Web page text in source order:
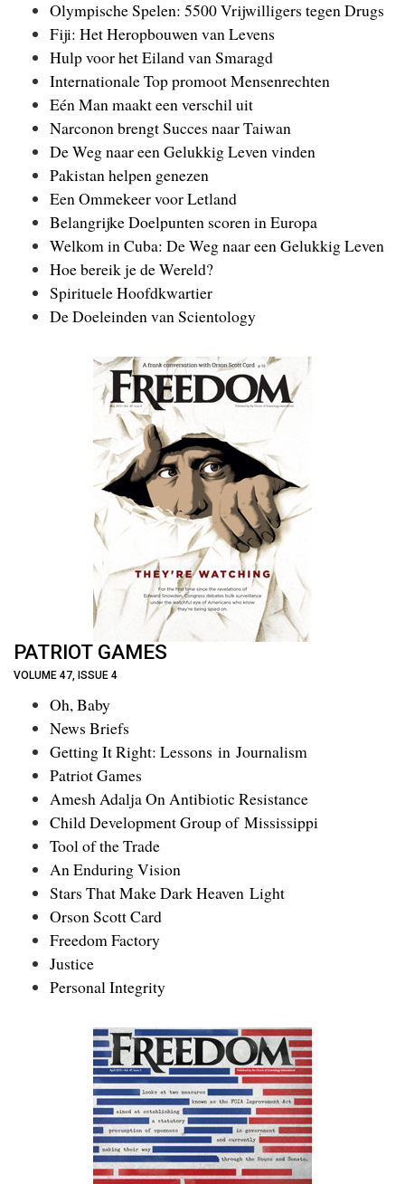
Olympische Spelen: 5500 Vrijwilligers tegen Drugs
Fiji: Het Heropbouwen van Levens
Hulp voor het Eiland van Smaragd
Internationale Top promoot Mensenrechten
Eén Man maakt een verschil uit
Narconon brengt Succes naar Taiwan
De Weg naar een Gelukkig Leven vinden
Pakistan helpen genezen
Een Ommekeer voor Letland
Belangrijke Doelpunten scoren in Europa
Welkom in Cuba: De Weg naar een Gelukkig Leven
Hoe bereik je de Wereld?
Spirituele Hoofdkwartier
De Doeleinden van Scientology
PATRIOT GAMES
VOLUME 47, ISSUE 4
Oh, Baby
News Briefs
Getting It Right: Lessons in Journalism
Patriot Games
Amesh Adalja On Antibiotic Resistance
Child Development Group of Mississippi
Tool of the Trade
An Enduring Vision
Stars That Make Dark Heaven Light
Orson Scott Card
Freedom Factory
Justice
Personal Integrity